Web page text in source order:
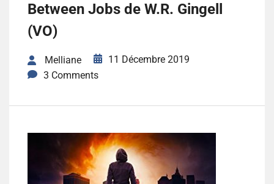
Between Jobs de W.R. Gingell
(VO)
Melliane
11 Décembre 2019
3 Comments